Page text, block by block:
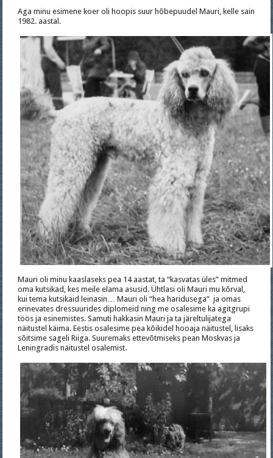
Aga minu esimene koer oli hoopis suur hõbepuudel Mauri, kelle sain
1982. aastal.
Mauri oli minu kaaslaseks pea 14 aastat, ta “kasvatas üles” mitmed
oma kutsikad, kes meile elama asusid. Ühtlasi oli Mauri mu kõrval,
kui tema kutsikaid leinasin… Mauri oli “hea haridusega” ja omas
erinevates dressuurides diplomeid ning me osalesime ka agitgrupi
töös ja esinemistes. Samuti hakkasin Mauri ja ta järeltulijatega
näitustel käima. Eestis osalesime pea kõikidel hooaja näitustel, lisaks
sõitsime sageli Riiga. Suuremaks ettevõtmiseks pean Moskvas ja
Leningradis näitustel osalemist.